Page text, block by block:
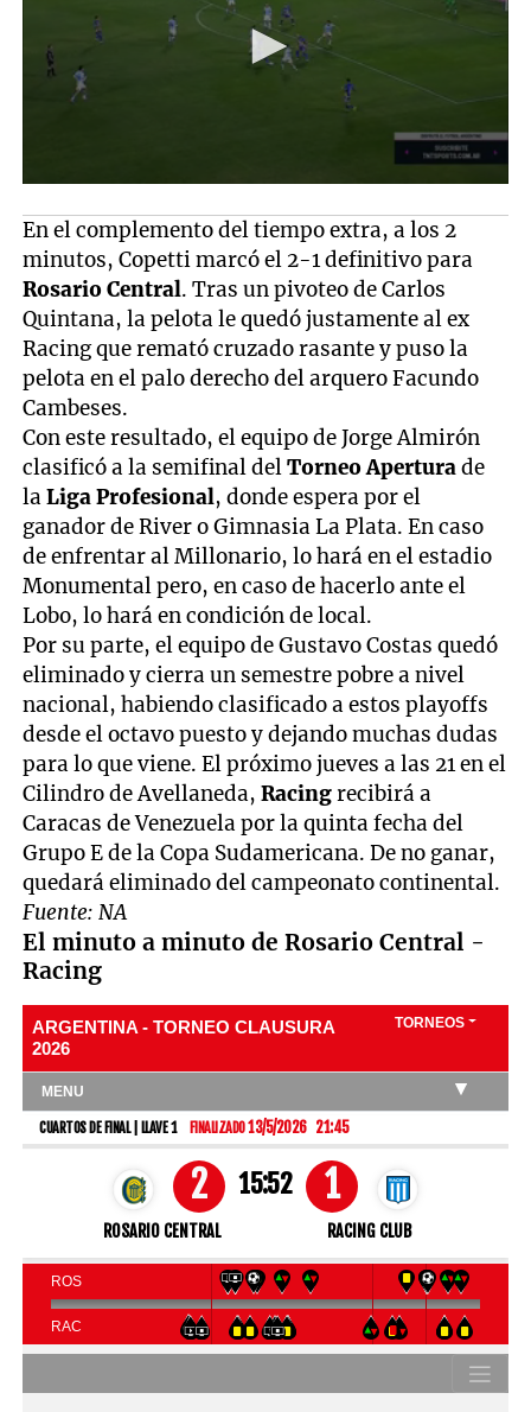
En el complemento del tiempo extra, a los 2
minutos, Copetti marcó el 2-1 definitivo para
Rosario Central. Tras un pivoteo de Carlos
Quintana, la pelota le quedó justamente al ex
Racing que remató cruzado rasante y puso la
pelota en el palo derecho del arquero Facundo
Cambeses.
Con este resultado, el equipo de Jorge Almirón
clasificó a la semifinal delTorneo Aperturade
laLiga Profesional, donde espera por el
ganador de River o Gimnasia La Plata. En caso
de enfrentar al Millonario, lo hará en el estadio
Monumental pero, en caso de hacerlo ante el
Lobo, lo hará en condición de local.
Por su parte, el equipo de Gustavo Costas quedó
eliminado y cierra un semestre pobre a nivel
nacional, habiendo clasificado a estos playoffs
desde el octavo puesto y dejando muchas dudas
para lo que viene. El próximo jueves a las 21 en el
Cilindro de Avellaneda,Racingrecibirá a
Caracas de Venezuela por la quinta fecha del
Grupo E de la Copa Sudamericana. De no ganar,
quedará eliminado del campeonato continental.
Fuente: NA
El minuto a minuto de Rosario Central -
Racing